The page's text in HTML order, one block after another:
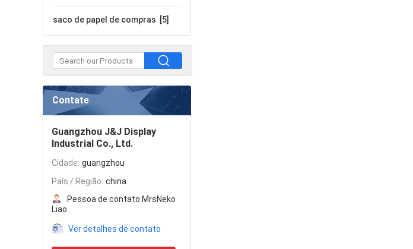
saco de papel de compras [5]
Contate
Guangzhou J&J Display
Industrial Co., Ltd.
Cidade: guangzhou
País / Região: china
Pessoa de contato:MrsNeko
Liao
Ver detalhes de contato